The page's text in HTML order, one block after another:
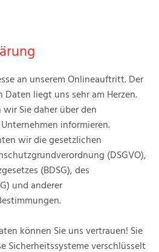
an unserem Onlineauftritt. Der
liegt uns sehr am Herzen.
Sie daher über den
informieren.
wir die gesetzlichen
(DSGVO),
(BDSG), des
und anderer
können Sie uns vertrauen! Sie
Sicherheitssysteme verschlüsselt